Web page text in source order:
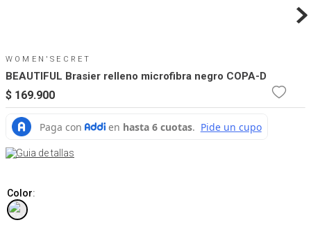
WOMEN'SECRET
BEAUTIFUL Brasier relleno microfibra negro COPA-D
$ 169.900
Guia de tallas
Color: